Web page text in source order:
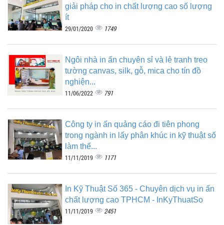
giải pháp cho in chất lượng cao số lượng
ít
29/01/2020 1749
Ngôi nhà in ấn chuyên sỉ và lẻ tranh treo
tường canvas, silk, gỗ, mica cho tín đồ
nghiện...
11/06/2022 791
Công ty in ấn quảng cáo đi tiên phong
trong ngành in lấy phân khúc in kỹ thuật số
làm thế...
11/11/2019 1171
In Kỹ Thuật Số 365 - Chuyên dịch vụ in ấn
chất lượng cao TPHCM - InKyThuatSo
11/11/2019 2451